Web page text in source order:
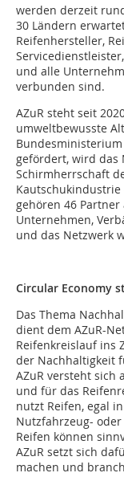
werden derzeit
30 Ländern
Reifenhersteller,
und alle
verbunden sind.
AZuR steht seit
umweltbewusste
gefördert, wird das
Schirmherrschaft
gehören 46 Partner
Unternehmen,
und das Netzwerk
Circular Economy
Das Thema
dient dem AZuR-
Reifenkreislauf ins
der Nachhaltigkeit
AZuR versteht sich
und für das
nutzt Reifen, egal
Nutzfahrzeug-
Reifen können
AZuR setzt sich
machen und